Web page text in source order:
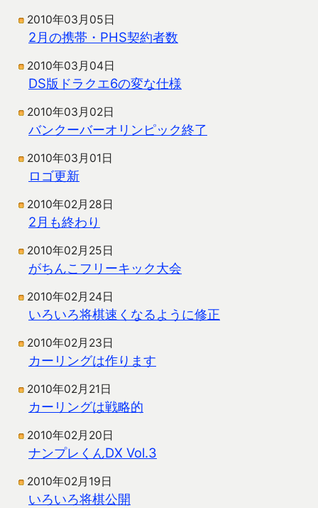
2010年03月05日
2月の携帯・PHS契約者数
2010年03月04日
DS版ドラクエ6の変な仕様
2010年03月02日
バンクーバーオリンピック終了
2010年03月01日
ロゴ更新
2010年02月28日
2月も終わり
2010年02月25日
がちんこフリーキック大会
2010年02月24日
いろいろ将棋速くなるように修正
2010年02月23日
カーリングは作ります
2010年02月21日
カーリングは戦略的
2010年02月20日
ナンプレくんDX Vol.3
2010年02月19日
いろいろ将棋公開